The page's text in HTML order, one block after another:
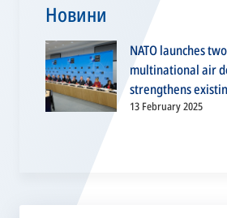
Новини
NATO launches
multinational air
strengthens
13 February 2025